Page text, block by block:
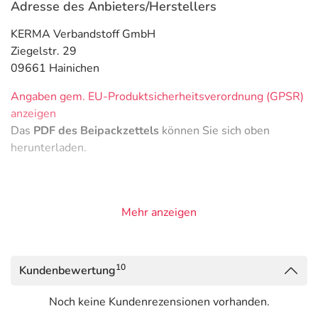
Adresse des Anbieters/Herstellers
KERMA Verbandstoff GmbH
Ziegelstr. 29
09661 Hainichen
Angaben gem. EU-Produktsicherheitsverordnung (GPSR)
anzeigen
Das PDF des Beipackzettels können Sie sich oben
herunterladen.
Mehr anzeigen
Kundenbewertung10
Noch keine Kundenrezensionen vorhanden.